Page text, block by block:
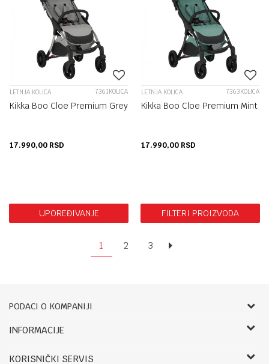
LETNJA KOLICA 7361KOLICA
Kikka Boo Cloe Premium Grey
17.990,00 RSD
LETNJA KOLICA 7363KOLICA
Kikka Boo Cloe Premium Mint
17.990,00 RSD
UPOREĐIVANJE FILTERI PROIZVODA
1 2 3
PODACI O KOMPANIJI
Bebbco
RADNO VREME:
INFORMACIJE
KORISNIČKI SERVIS